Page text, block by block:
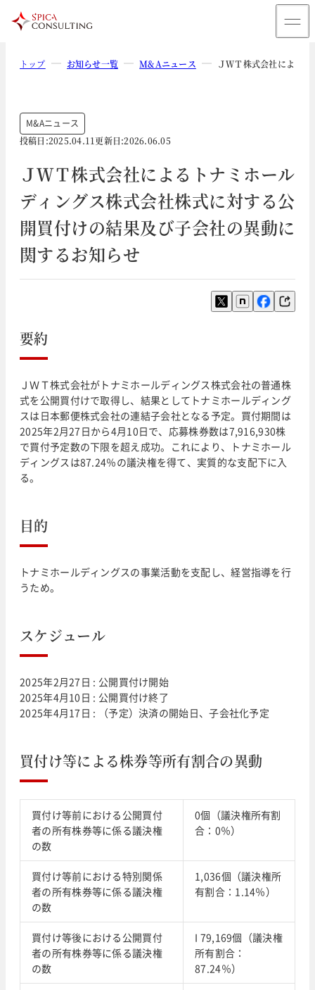
トップ お知らせ一覧 M&Aニュース ＪＷＴ株式会社による
M&Aニュース
投稿日:2025.04.11更新日:2026.06.05
ＪＷＴ株式会社によるトナミホール
ディングス株式会社株式に対する公
開買付けの結果及び子会社の異動に
関するお知らせ
要約
ＪＷＴ株式会社がトナミホールディングス株式会社の普通株
式を公開買付けで取得し、結果としてトナミホールディング
スは日本郵便株式会社の連結子会社となる予定。買付期間は
2025年2月27日から4月10日で、応募株券数は7,916,930株
で買付予定数の下限を超え成功。これにより、トナミホール
ディングスは87.24％の議決権を得て、実質的な支配下に入
る。
目的
トナミホールディングスの事業活動を支配し、経営指導を行
うため。
スケジュール
2025年2月27日 : 公開買付け開始
2025年4月10日 : 公開買付け終了
2025年4月17日 : （予定）決済の開始日、子会社化予定
買付け等による株券等所有割合の異動
買付け等前における公開買付
者の所有株券等に係る議決権
の数
0個（議決権所有割
合：0％）
買付け等前における特別関係
者の所有株券等に係る議決権
の数
1,036個（議決権所
有割合：1.14％）
買付け等後における公開買付
者の所有株券等に係る議決権
の数
I 79,169個（議決権
所有割合：
87.24％）